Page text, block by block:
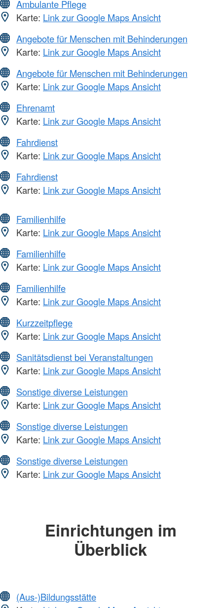
Ambulante Pflege
Karte: Link zur Google Maps Ansicht
Angebote für Menschen mit Behinderungen
Karte: Link zur Google Maps Ansicht
Angebote für Menschen mit Behinderungen
Karte: Link zur Google Maps Ansicht
Ehrenamt
Karte: Link zur Google Maps Ansicht
Fahrdienst
Karte: Link zur Google Maps Ansicht
Fahrdienst
Karte: Link zur Google Maps Ansicht
Familienhilfe
Karte: Link zur Google Maps Ansicht
Familienhilfe
Karte: Link zur Google Maps Ansicht
Familienhilfe
Karte: Link zur Google Maps Ansicht
Kurzzeitpflege
Karte: Link zur Google Maps Ansicht
Sanitätsdienst bei Veranstaltungen
Karte: Link zur Google Maps Ansicht
Sonstige diverse Leistungen
Karte: Link zur Google Maps Ansicht
Sonstige diverse Leistungen
Karte: Link zur Google Maps Ansicht
Sonstige diverse Leistungen
Karte: Link zur Google Maps Ansicht
Einrichtungen im
Überblick
(Aus-)Bildungsstätte